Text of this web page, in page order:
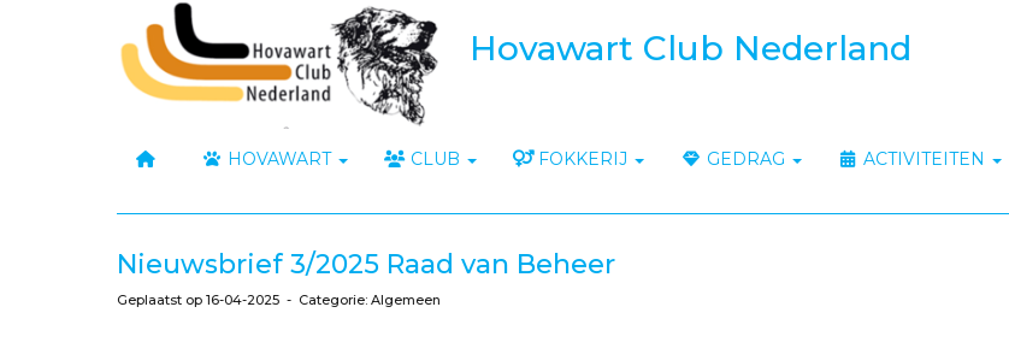
Hovawart Club Nederland
HOVAWART CLUB FOKKERIJ GEDRAG ACTIVITEITEN
Nieuwsbrief 3/2025 Raad van Beheer
Geplaatst op 16-04-2025 - Categorie: Algemeen